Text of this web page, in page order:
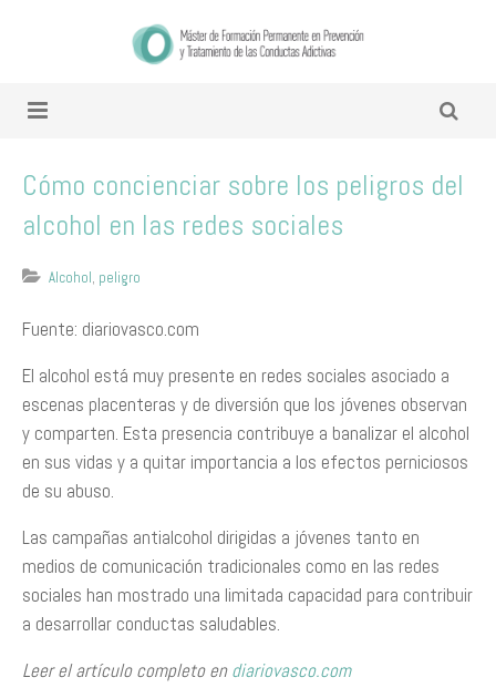
Cómo concienciar sobre los peligros del
alcohol en las redes sociales
Alcohol, peligro
Fuente: diariovasco.com
El alcohol está muy presente en redes sociales asociado a
escenas placenteras y de diversión que los jóvenes observan
y comparten. Esta presencia contribuye a banalizar el alcohol
en sus vidas y a quitar importancia a los efectos perniciosos
de su abuso.
Las campañas antialcohol dirigidas a jóvenes tanto en
medios de comunicación tradicionales como en las redes
sociales han mostrado una limitada capacidad para contribuir
a desarrollar conductas saludables.
Leer el artículo completo endiariovasco.com